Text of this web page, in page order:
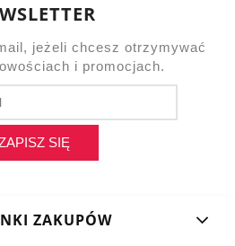
jeżeli chcesz otrzymywać
i promocjach.
SIĘ
ZAKUPÓW